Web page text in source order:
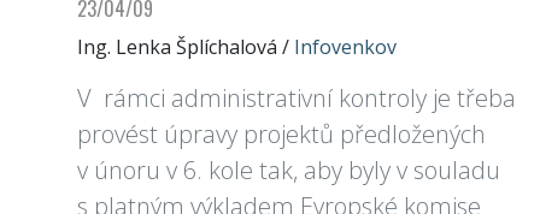
23/04/09
Ing. Lenka Šplíchalová / Infovenkov
V rámci administrativní kontroly je třeba
provést úpravy projektů předložených
v únoru v 6. kole tak, aby byly v souladu
s platným výkladem Evropské komise